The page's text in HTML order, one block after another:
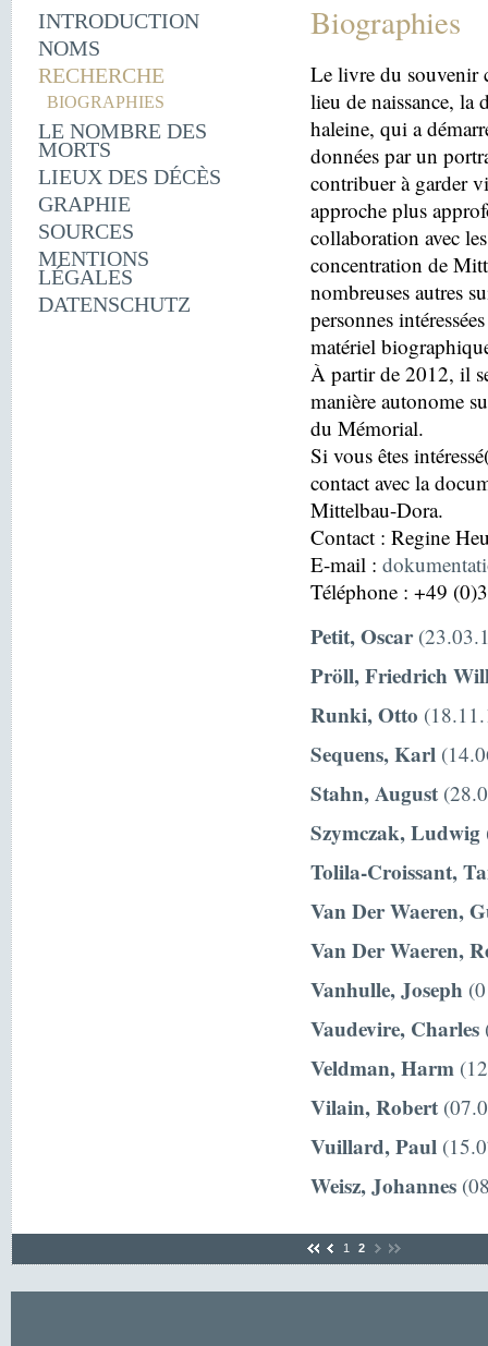
INTRODUCTION
NOMS
RECHERCHE
BIOGRAPHIES
LE NOMBRE DES
MORTS
LIEUX DES DÉCÈS
GRAPHIE
SOURCES
MENTIONS
LÉGALES
DATENSCHUTZ
Biographies
Le livre du souvenir
lieu de naissance, la
haleine, qui a
données par un
contribuer à garder
approche plus
collaboration avec
concentration de
nombreuses autres
personnes
matériel
À partir de 2012, il
manière autonome
du Mémorial.
Si vous êtes
contact avec la
Mittelbau-Dora.
Contact : Regine
E-mail :
Téléphone : +49
Petit, Oscar
Pröll, Friedrich
Runki, Otto
Sequens, Karl
Stahn, August
Szymczak, Ludwig
Tolila-Croissant,
Van Der Waeren,
Van Der Waeren,
Vanhulle, Joseph
Vaudevire, Charles
Veldman, Harm
Vilain, Robert
Vuillard, Paul
Weisz, Johannes
1 2